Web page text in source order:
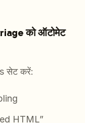
को ऑटोमेट
सेट करें:
HTML”